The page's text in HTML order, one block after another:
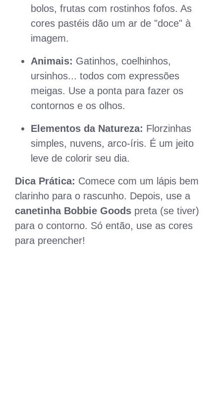
bolos, frutas com rostinhos fofos. As
cores pastéis dão um ar de "doce" à
imagem.
Animais: Gatinhos, coelhinhos,
ursinhos... todos com expressões
meigas. Use a ponta para fazer os
contornos e os olhos.
Elementos da Natureza: Florzinhas
simples, nuvens, arco-íris. É um jeito
leve de colorir seu dia.
Dica Prática: Comece com um lápis bem
clarinho para o rascunho. Depois, use a
canetinha Bobbie Goods preta (se tiver)
para o contorno. Só então, use as cores
para preencher!